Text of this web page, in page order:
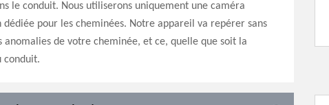
le conduit. Nous utiliserons uniquement une caméra
dédiée pour les cheminées. Notre appareil va repérer sans
anomalies de votre cheminée, et ce, quelle que soit la
conduit.